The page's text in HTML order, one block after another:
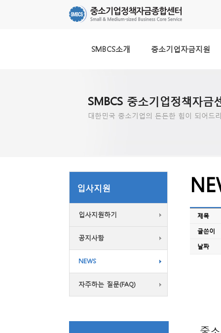
SMBCS소개 중소기업자금지원
SMBCS 중소기업정책자금
대한민국 중소기업의 든든한 힘이 되어드
입사지원
입사지원하기
공지사항
NEWS
자주하는 질문(FAQ)
제목
글쓴이
날짜